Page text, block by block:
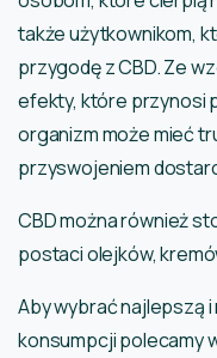
także użytkownikom,
przygodę z CBD. Ze
efekty, które przynosi
organizm może mieć
przyswojeniem
CBD można również
postaci olejków,
Aby wybrać najlepszą
konsumpcji polecamy